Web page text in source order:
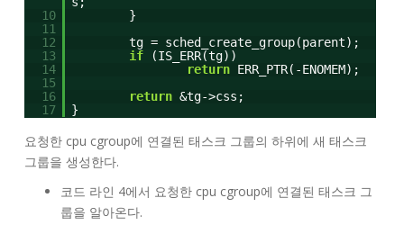
10
}
11
12
tg = sched_create_group(parent);
13
if
(IS_ERR(tg))
14
return ERR_PTR(-ENOMEM);
15
16
return &tg->css;
17
}
요청한 cpu cgroup에 연결된 태스크 그룹의 하위에 새 태스크
그룹을 생성한다.
코드 라인 4에서 요청한 cpu cgroup에 연결된 태스크 그
룹을 알아온다.